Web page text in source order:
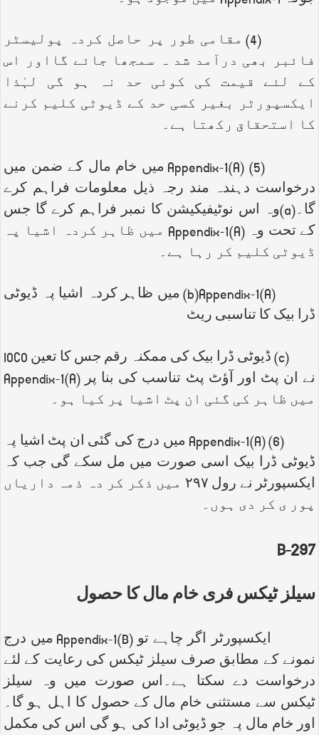
(4) مقامی طور پر حاصل کردہ پولیسٹر
فائبر بھی درآمد شد ہ سمجھا جائے گااور اس
کے لئے قیمت کی کوئی حد نہ ہو گی لہٰذا
ایکسپورٹر بغیر کسی حد کے ڈیوٹی کلیم کرنے
کا استحقاق رکھتا ہے۔
(5)
Appendix-1(A) میں خام مال کے ضمن میں
درخواست دہندہ مند رجہ ذیل معلومات فراہم کرے
گا۔(a)وہ اس نوٹیفیکیشن کا نمبر فراہم کرے گا جس
کے تحت وہAppendix-1(A) میں ظاہر کردہ اشیا پہ
ڈیوٹی کلیم کر رہا ہے۔
(b)Appendix-1(A) میں ظاہر کردہ اشیا پہ ڈیوٹی
ڈرا بیک کا تناسبی ریٹ
(
c) ڈیوٹی ڈرا بیک کی ممکنہ رقم جس کا تعین IOCO
نے ان پٹ اور آؤٹ پٹ تناسب کی بنا پرAppendix-1(A)
میں ظاہر کی گئی ان پٹ اشیا پر کیا ہو۔
(6)
Appendix-1(A) میں درج کی گئی ان پٹ اشیا پہ
ڈیوٹی ڈرا بیک اسی صورت میں مل سکے گی جب کہ
ایکسپورٹر نے رول ۲۹۷ میں ذکر کر دہ ذمہ داریاں
پور ی کر دی ہوں۔
297-
B
سیلز ٹیکس فری خام مال کا حصول
ایکسپورٹر اگر چاہے توAppendix-1(B) میں درج
نمونے کے مطابق صرف سیلز ٹیکس کی رعایت کے لئے
درخواست دے سکتا ہے۔اس صورت میں وہ سیلز
ٹیکس سے مستثنی خام مال کے حصول کا اہل ہو گا۔
اور خام مال پہ جو ڈیوٹی ادا کی ہو گی اس کی مکمل